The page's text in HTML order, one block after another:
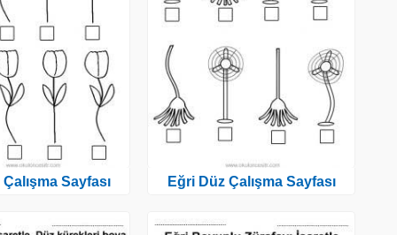
Sayfası Eğri Düz Çalışma Sayfası